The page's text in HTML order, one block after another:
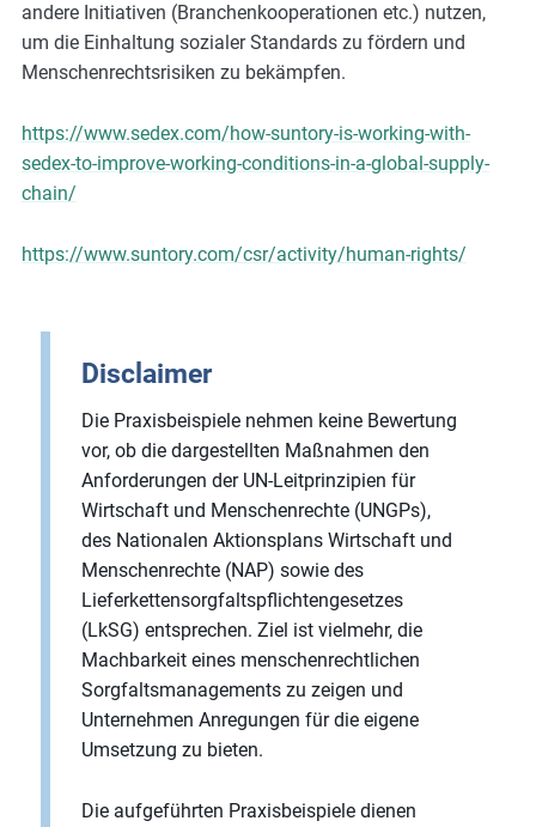
andere Initiativen (Branchenkooperationen etc.) nutzen,
um die Einhaltung sozialer Standards zu fördern und
Menschenrechtsrisiken zu bekämpfen.
https://www.sedex.com/how-suntory-is-working-with-
sedex-to-improve-working-conditions-in-a-global-supply-
chain/
https://www.suntory.com/csr/activity/human-rights/
Disclaimer
Die Praxisbeispiele nehmen keine Bewertung
vor, ob die dargestellten Maßnahmen den
Anforderungen der UN-Leitprinzipien für
Wirtschaft und Menschenrechte (UNGPs),
des Nationalen Aktionsplans Wirtschaft und
Menschenrechte (NAP) sowie des
Lieferkettensorgfaltspflichtengesetzes
(LkSG) entsprechen. Ziel ist vielmehr, die
Machbarkeit eines menschenrechtlichen
Sorgfaltsmanagements zu zeigen und
Unternehmen Anregungen für die eigene
Umsetzung zu bieten.
Die aufgeführten Praxisbeispiele dienen